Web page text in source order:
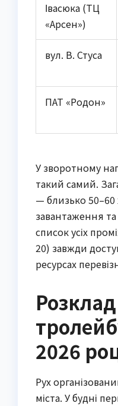
Івасюка (ТЦ
«Арсен»)
вул. В. Стуса
ПАТ «Родон»
У зворотному
такий самий.
— близько
завантаження
список усіх
20) завжди
ресурсах
2026
Рух
міста. У будні